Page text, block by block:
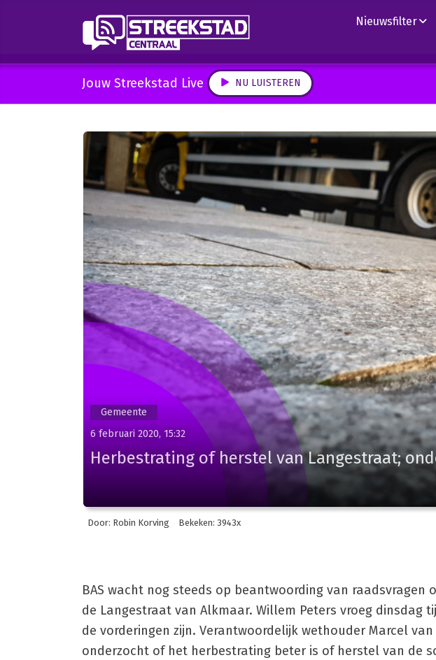
Nieuwsfilter
Jouw Streekstad Live NU LUISTEREN
Gemeente
6 februari 2020, 15:32
Herbestrating of herstel van Langestraat;
Door: Robin Korving Bekeken: 3943x
BAS wacht nog steeds op beantwoording van
de Langestraat van Alkmaar. Willem Peters vroeg dinsdag
de vorderingen zijn. Verantwoordelijk wethouder Marcel
onderzocht of het herbestrating beter is of herstel van de